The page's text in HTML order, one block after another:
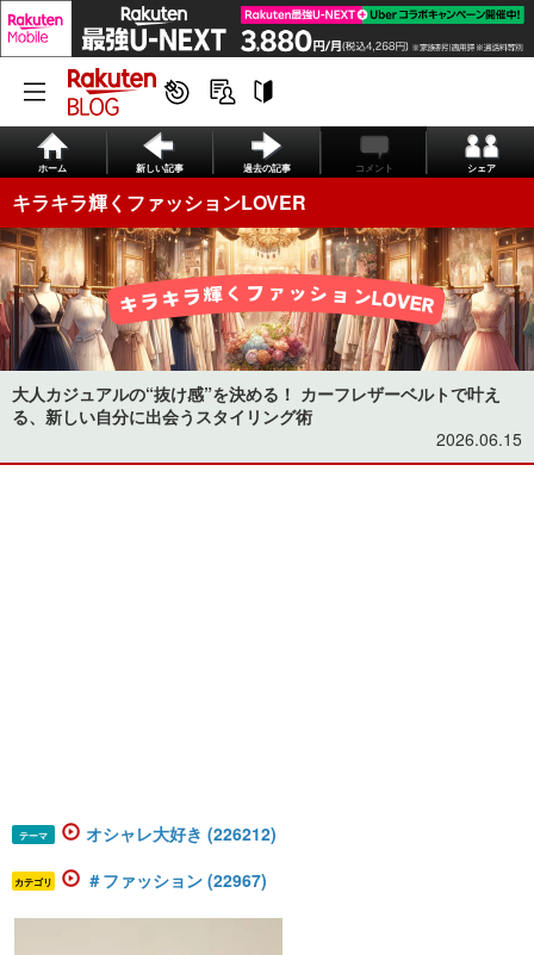
ホーム 新しい記事 過去の記事 コメント シェア
キラキラ輝くファッションLOVER
大人カジュアルの“抜け感”を決める！ カーフレザーベルトで叶え
る、新しい自分に出会うスタイリング術
2026.06.15
テーマ オシャレ大好き (226212)
カテゴリ ＃ファッション (22967)